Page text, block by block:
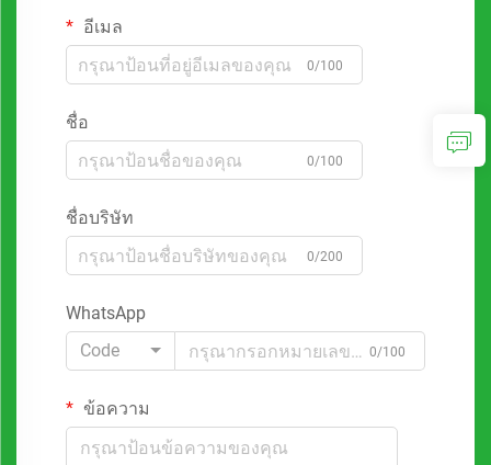
อีเมล
0/100
ชื่อ
0/100
ชื่อบริษัท
0/200
WhatsApp
Code
0/100
ข้อความ